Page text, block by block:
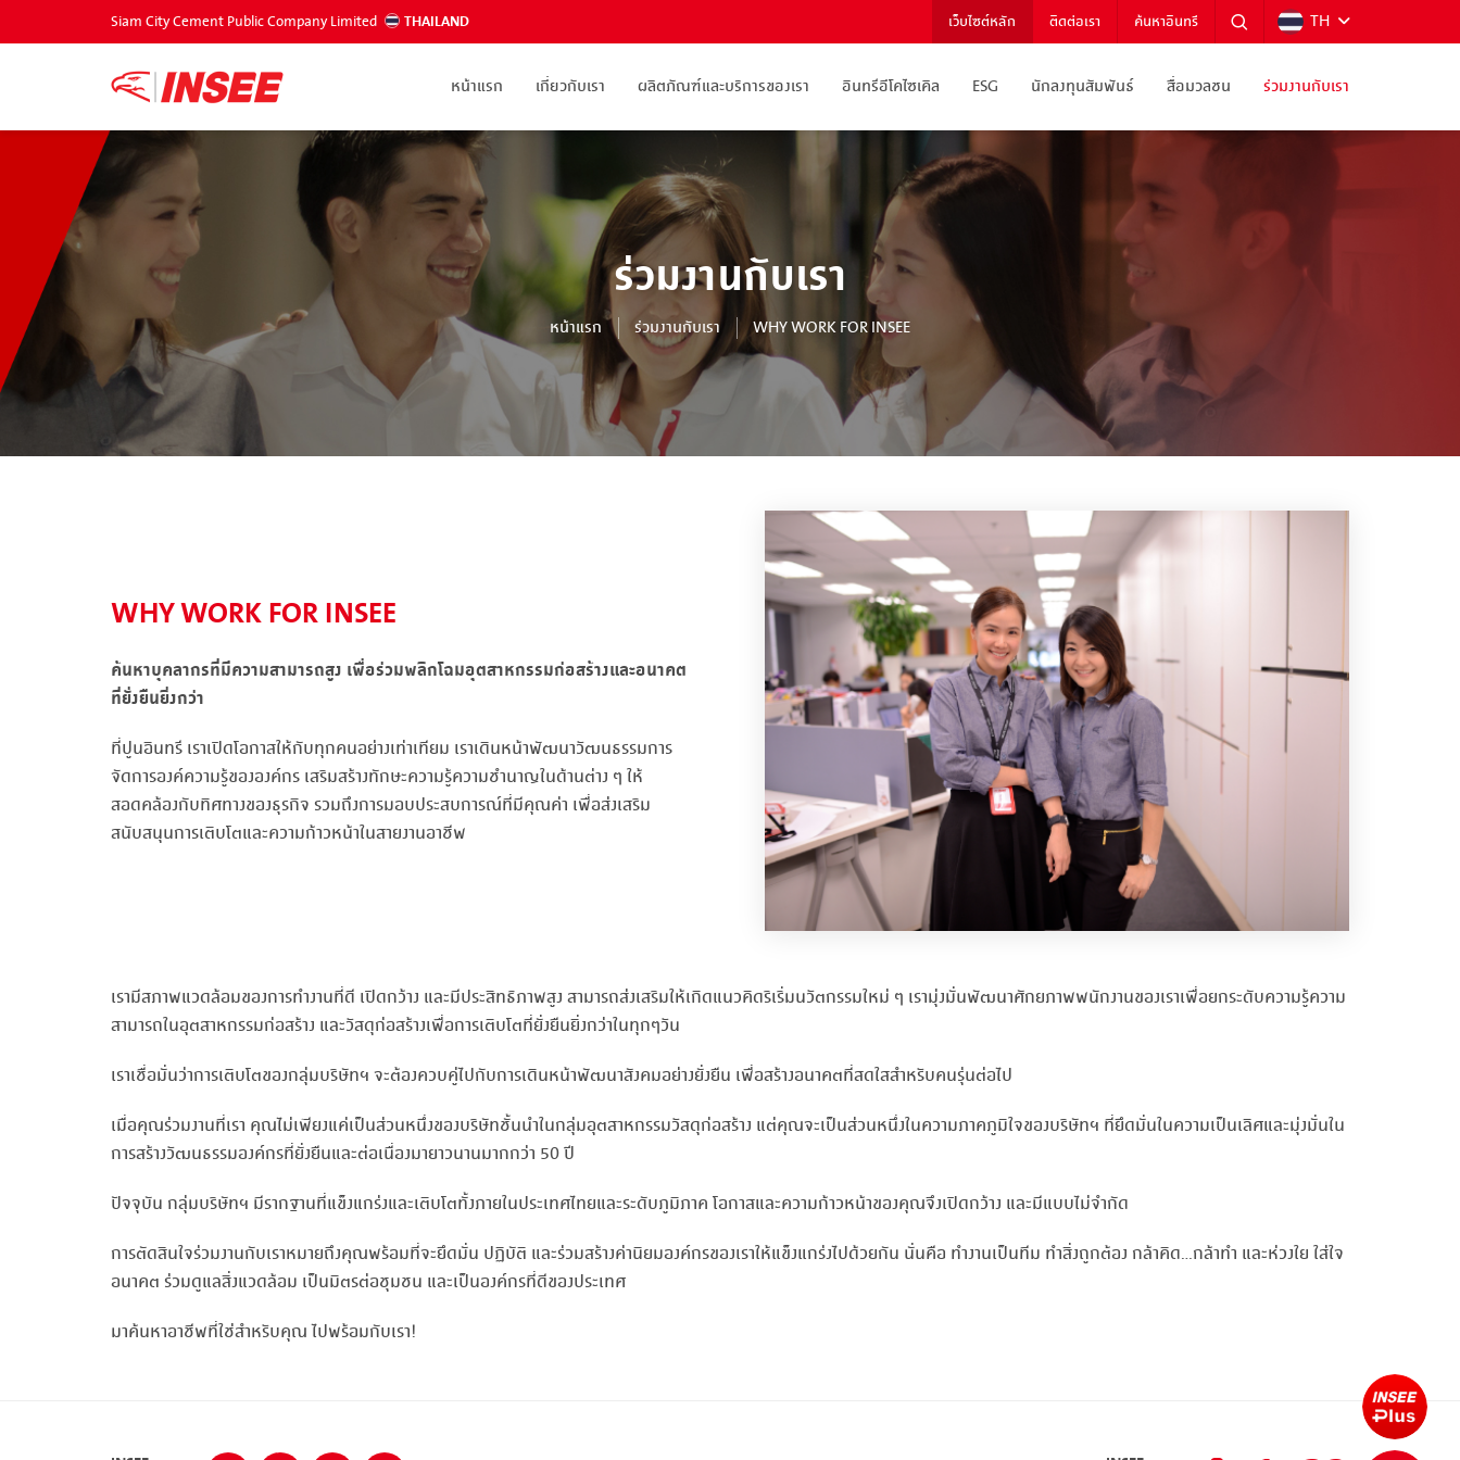
Siam City Cement Public Company Limited THAILAND เว็บไซต์หลัก ติดต่อเรา ค้นหาอินทรี TH
หน้าแรก เกี่ยวกับเรา ผลิตภัณฑ์และบริการของเรา อินทรีอีโคไซเคิล ESG นักลงทุนสัมพันธ์ สื่อมวลชน ร่วมงานกับเรา
ร่วมงานกับเรา
หน้าแรก ร่วมงานกับเรา WHY WORK FOR INSEE
WHY WORK FOR INSEE
ค้นหาบุคลากรที่มีความสามารถสูง เพื่อร่วมพลิกโฉมอุตสาหกรรมก่อสร้างและอนาคต
ที่ยั่งยืนยิ่งกว่า
ที่ปูนอินทรี เราเปิดโอกาสให้กับทุกคนอย่างเท่าเทียม เราเดินหน้าพัฒนาวัฒนธรรมการ
จัดการองค์ความรู้ขององค์กร เสริมสร้างทักษะความรู้ความชำนาญในด้านต่าง ๆ ให้
สอดคล้องกับทิศทางของธุรกิจ รวมถึงการมอบประสบการณ์ที่มีคุณค่า เพื่อส่งเสริม
สนับสนุนการเติบโตและความก้าวหน้าในสายงานอาชีพ
เรามีสภาพแวดล้อมของการทำงานที่ดี เปิดกว้าง และมีประสิทธิภาพสูง สามารถส่งเสริมให้เกิดแนวคิดริเริ่มนวัตกรรมใหม่ ๆ เรามุ่งมั่นพัฒนาศักยภาพพนักงานของเราเพื่อยกระดับความรู้ความ
สามารถในอุตสาหกรรมก่อสร้าง และวัสดุก่อสร้างเพื่อการเติบโตที่ยั่งยืนยิ่งกว่าในทุกๆวัน
เราเชื่อมั่นว่าการเติบโตของกลุ่มบริษัทฯ จะต้องควบคู่ไปกับการเดินหน้าพัฒนาสังคมอย่างยั่งยืน เพื่อสร้างอนาคตที่สดใสสำหรับคนรุ่นต่อไป
เมื่อคุณร่วมงานที่เรา คุณไม่เพียงแค่เป็นส่วนหนึ่งของบริษัทชั้นนำในกลุ่มอุตสาหกรรมวัสดุก่อสร้าง แต่คุณจะเป็นส่วนหนึ่งในความภาคภูมิใจของบริษัทฯ ที่ยึดมั่นในความเป็นเลิศและมุ่งมั่นใน
การสร้างวัฒนธรรมองค์กรที่ยั่งยืนและต่อเนื่องมายาวนานมากกว่า 50 ปี
ปัจจุบัน กลุ่มบริษัทฯ มีรากฐานที่แข็งแกร่งและเติบโตทั้งภายในประเทศไทยและระดับภูมิภาค โอกาสและความก้าวหน้าของคุณจึงเปิดกว้าง และมีแบบไม่จำกัด
การตัดสินใจร่วมงานกับเราหมายถึงคุณพร้อมที่จะยึดมั่น ปฏิบัติ และร่วมสร้างค่านิยมองค์กรของเราให้แข็งแกร่งไปด้วยกัน นั่นคือ ทำงานเป็นทีม ทำสิ่งถูกต้อง กล้าคิด...กล้าทำ และห่วงใย ใส่ใจ
อนาคต ร่วมดูแลสิ่งแวดล้อม เป็นมิตรต่อชุมชน และเป็นองค์กรที่ดีของประเทศ
มาค้นหาอาชีพที่ใช่สำหรับคุณ ไปพร้อมกับเรา!